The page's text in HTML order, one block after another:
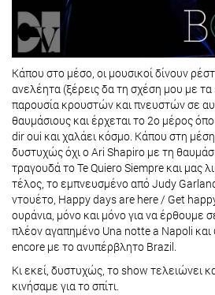
Κάπου στο μέσο, οι μουσικοί δίνουν
ανελέητα (ξέρεις δα τη σχέση μου με
παρουσία κρουστών και πνευστών σε
θαυμάσιους και έρχεται το 2ο μέρος
dir oui και χαλάει κόσμο. Κάπου στη
δυστυχώς όχι ο Ari Shapiro με τη
τραγουδά το Te Quiero Siempre και μας
τέλος, το εμπνευσμένο από Judy
ντουέτο, Happy days are here / Get
ουράνια, μόνο και μόνο για να έρθουμε
πλέον αγαπημένο Una notte a Napoli και
encore με το ανυπέρβλητο Brazil.
Κι εκεί, δυστυχώς, το show τελειώνει
κινήσαμε για το σπίτι.